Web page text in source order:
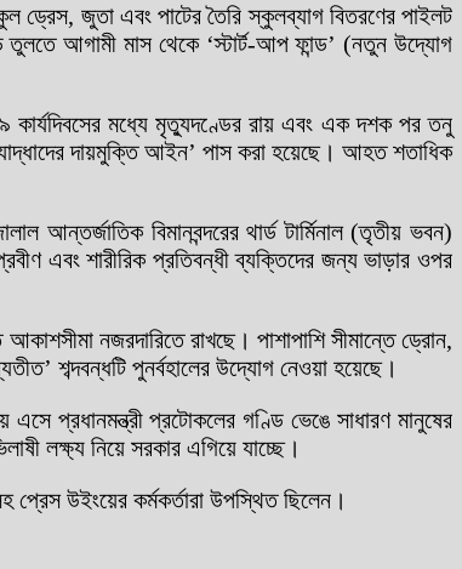
ড্রেস, জুতা এবং পাটের তৈরি স্কুলব্যাগ বিতরণের পাইলট
আগামী মাস থেকে ‘স্টার্ট-আপ ফান্ড’ (নতুন উদ্যোগ
২৯ কার্যদিবসের মধ্যে মৃত্যুদণ্ডের রায় এবং এক দশক পর তনু
দায়মুক্তি আইন’ পাস করা হয়েছে। আহত শতাধিক
বিমানবন্দরের থার্ড টার্মিনাল (তৃতীয় ভবন)
এবং শারীরিক প্রতিবন্ধী ব্যক্তিদের জন্য ভাড়ার ওপর
নজরদারিতে রাখছে। পাশাপাশি সীমান্তে ড্রোন,
শব্দবন্ধটি পুনর্বহালের উদ্যোগ নেওয়া হয়েছে।
প্রধানমন্ত্রী প্রটোকলের গণ্ডি ভেঙে সাধারণ মানুষের
লক্ষ্য নিয়ে সরকার এগিয়ে যাচ্ছে।
উইংয়ের কর্মকর্তারা উপস্থিত ছিলেন।